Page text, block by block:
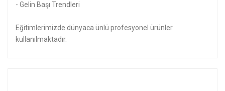
- Gelin Başı Trendleri
Eğitimlerimizde dünyaca ünlü profesyonel ürünler
kullanılmaktadır.